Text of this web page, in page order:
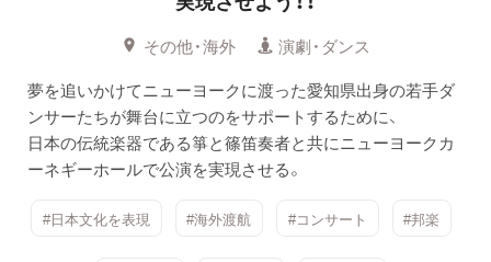
その他・海外
演劇・ダンス
夢を追いかけてニューヨークに渡った愛知県出身の若手ダ
ンサーたちが舞台に立つのをサポートするために、
日本の伝統楽器である箏と篠笛奏者と共にニューヨークカ
ーネギーホールで公演を実現させる。
#日本文化を表現 #海外渡航 #コンサート #邦楽